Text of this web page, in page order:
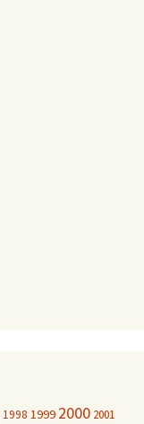
1998 1999 2000 2001